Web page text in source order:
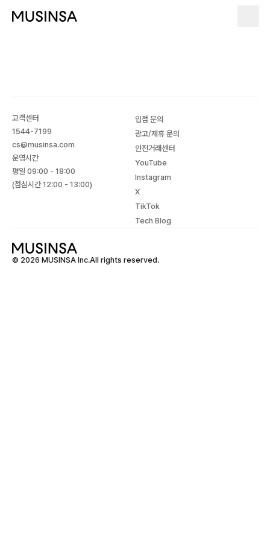
고객센터
1544-7199
cs@musinsa.com
운영시간
평일 09:00 - 18:00
(점심시간 12:00 - 13:00)
입점 문의
광고/제휴 문의
안전거래센터
YouTube
Instagram
X
TikTok
Tech Blog
© 2026 MUSINSA Inc.All rights reserved.